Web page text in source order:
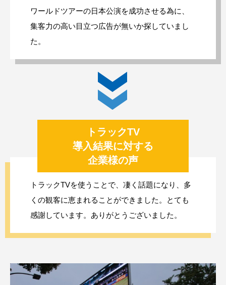
ワールドツアーの日本公演を成功させる為に、
集客力の高い目立つ広告が無いか探していまし
た。
トラックTV
導入結果に対する
企業様の声
トラックTVを使うことで、凄く話題になり、多
くの観客に恵まれることができました。とても
感謝しています。ありがとうございました。